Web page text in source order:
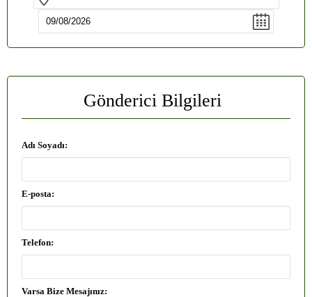
Gönderici Bilgileri
Adı Soyadı:
E-posta:
Telefon:
Varsa Bize Mesajınız: